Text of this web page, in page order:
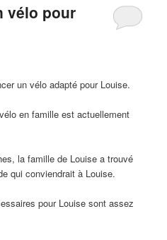
vélo pour
un vélo adapté pour Louise.
en famille est actuellement
la famille de Louise a trouvé
qui conviendrait à Louise.
pour Louise sont assez